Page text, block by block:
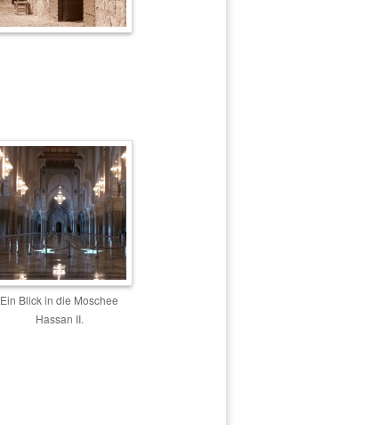
Ein Blick in die Moschee
Hassan II.